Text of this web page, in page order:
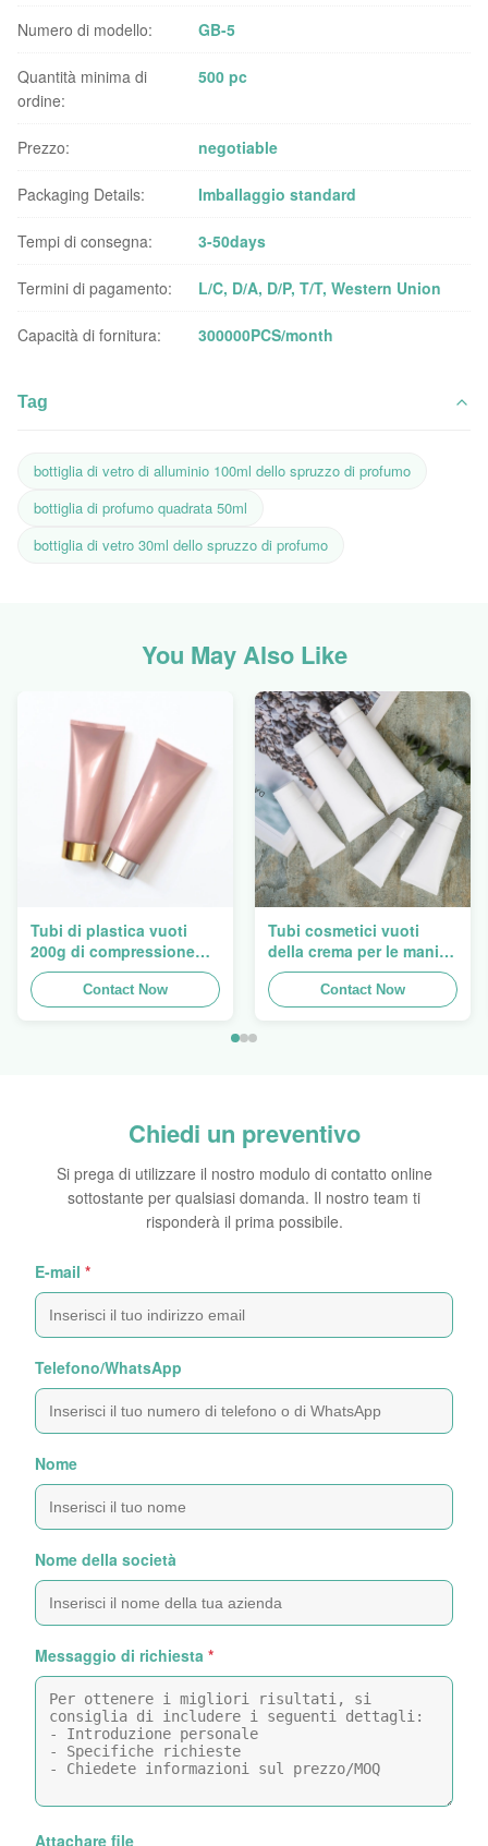
Numero di modello: GB-5
Quantità minima di
ordine:
500 pc
Prezzo: negotiable
Packaging Details: Imballaggio standard
Tempi di consegna: 3-50days
Termini di pagamento: L/C, D/A, D/P, T/T, Western Union
Capacità di fornitura: 300000PCS/month
Tag
bottiglia di vetro di alluminio 100ml dello spruzzo di profumo
bottiglia di profumo quadrata 50ml
bottiglia di vetro 30ml dello spruzzo di profumo
You May Also Like
Tubi di plastica vuoti
200g di compressione
della lozione di Flip Cap
Screw Lid Pink
Contact Now
Tubi cosmetici vuoti
della crema per le mani
ovale eccellente che
imballano 5ml a 150ml
Contact Now
Chiedi un preventivo
Si prega di utilizzare il nostro modulo di contatto online
sottostante per qualsiasi domanda. Il nostro team ti
risponderà il prima possibile.
E-mail *
Telefono/WhatsApp
Nome
Nome della società
Messaggio di richiesta *
Attachare file